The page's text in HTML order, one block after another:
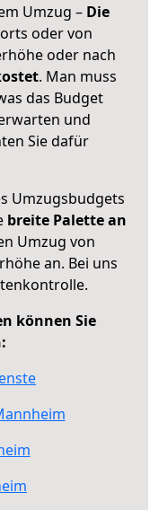
Umzug – Die
oder von
oder nach
. Man muss
das Budget
und
Sie dafür
Umzugsbudgets
breite Palette an
Umzug von
an. Bei uns
können Sie